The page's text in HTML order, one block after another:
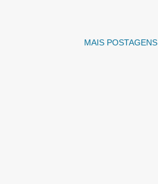
MAIS POSTAGENS